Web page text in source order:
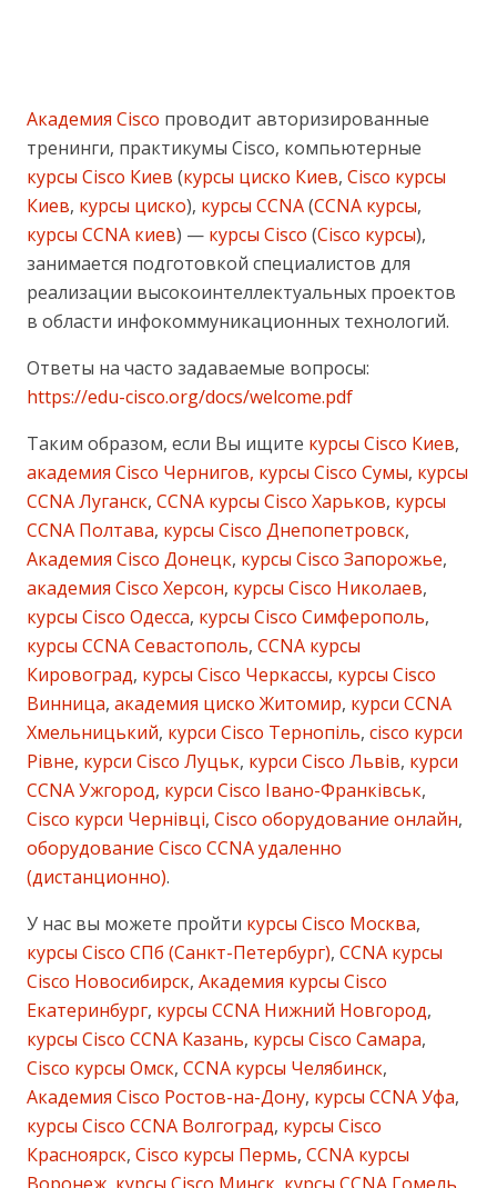
Академия Cisco проводит авторизированные
тренинги, практикумы Cisco, компьютерные
курсы Cisco Киев (курсы циско Киев, Cisco курсы
Киев, курсы циско), курсы CCNA(CCNA курсы,
курсы CCNA киев) — курсы Cisco (Cisco курсы),
занимается подготовкой специалистов для
реализации высокоинтеллектуальных проектов
в области инфокоммуникационных технологий.
Ответы на часто задаваемые вопросы:
https://edu-cisco.org/docs/welcome.pdf
Таким образом, если Вы ищите курсы Cisco Киев,
академия Cisco Чернигов, курсы Cisco Сумы, курсы
CCNA Луганск, CCNA курсы Cisco Харьков, курсы
CCNA Полтава, курсы Cisco Днепопетровск,
Академия Cisco Донецк, курсы Cisco Запорожье,
академия Cisco Херсон, курсы Cisco Николаев,
курсы Cisco Одесса, курсы Cisco Симферополь,
курсы CCNA Севастополь, CCNA курсы
Кировоград, курсы Cisco Черкассы, курсы Cisco
Винница, академия циско Житомир, курси CCNA
Хмельницький, курси Cisco Тернопіль, cisco курси
Рівне, курси Cisco Луцьк, курси Cisco Львів, курси
CCNA Ужгород, курси Cisco Івано-Франківськ,
Cisco курси Чернівці, Cisco оборудование онлайн,
оборудование Cisco CCNA удаленно
(дистанционно).
У нас вы можете пройти курсы Cisco Москва,
курсы Cisco СПб (Санкт-Петербург), CCNA курсы
Cisco Новосибирск, Академия курсы Cisco
Екатеринбург, курсы CCNA Нижний Новгород,
курсы Cisco CCNA Казань, курсы Cisco Самара,
Cisco курсы Омск, CCNA курсы Челябинск,
Академия Cisco Ростов-на-Дону, курсы CCNA Уфа,
курсы Cisco CCNA Волгоград, курсы Cisco
Красноярск, Cisco курсы Пермь, CCNA курсы